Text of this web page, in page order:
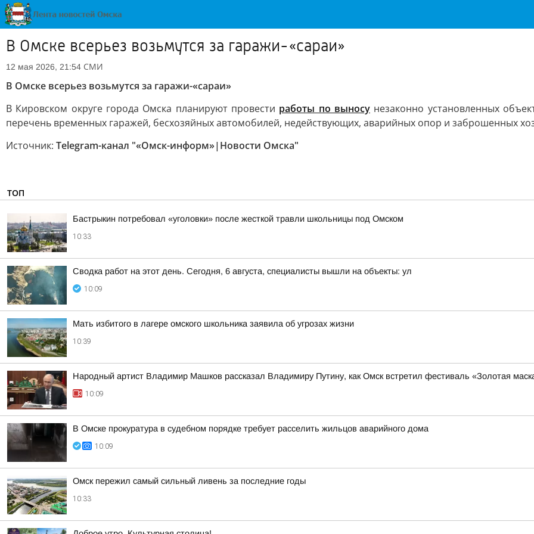
В Омске всерьез возьмутся за гаражи-«сараи»
12 мая 2026, 21:54 СМИ
В Омске всерьез возьмутся за гаражи-«сараи»
В Кировском округе города Омска планируют провести работы по выносу незаконно установленных
перечень временных гаражей, бесхозяйных автомобилей, недействующих, аварийных опор и заброшенных
Источник: Telegram-канал "«Омск-информ»|Новости Омска"
ТОП
Бастрыкин потребовал «уголовки» после жесткой травли школьницы под Омском
10:33
Сводка работ на этот день. Сегодня, 6 августа, специалисты вышли на объекты: ул
10:09
Мать избитого в лагере омского школьника заявила об угрозах жизни
10:39
Народный артист Владимир Машков рассказал Владимиру Путину, как Омск встретил фестиваль «Золотая
10:09
В Омске прокуратура в судебном порядке требует расселить жильцов аварийного дома
10:09
Омск пережил самый сильный ливень за последние годы
10:33